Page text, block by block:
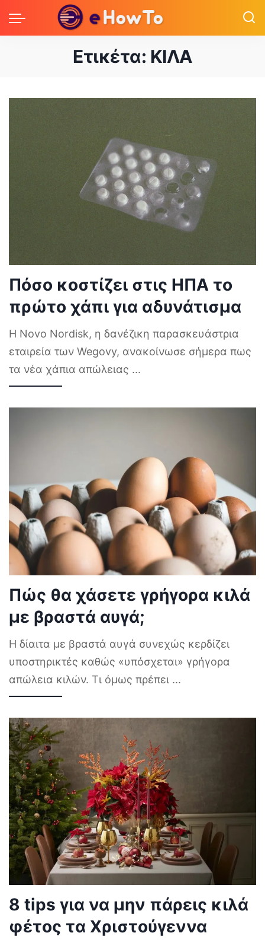
Ετικέτα: ΚΙΛΑ
Πόσο κοστίζει στις ΗΠΑ το
πρώτο χάπι για αδυνάτισμα
Η Novo Nordisk, η δανέζικη παρασκευάστρια
εταιρεία των Wegovy, ανακοίνωσε σήμερα πως
τα νέα χάπια απώλειας ...
Πώς θα χάσετε γρήγορα κιλά
με βραστά αυγά;
Η δίαιτα με βραστά αυγά συνεχώς κερδίζει
υποστηρικτές καθώς «υπόσχεται» γρήγορα
απώλεια κιλών. Τι όμως πρέπει ...
8 tips για να μην πάρεις κιλά
φέτος τα Χριστούγεννα